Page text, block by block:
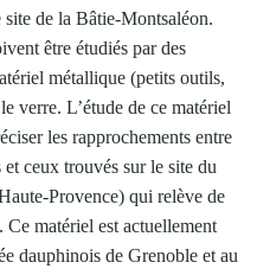
de la Bâtie-Montsaléon.
être étudiés par des
métallique (petits outils,
verre. L’étude de ce matériel
les rapprochements entre
ceux trouvés sur le site du
Provence) qui relève de
matériel est actuellement
dauphinois de Grenoble et au